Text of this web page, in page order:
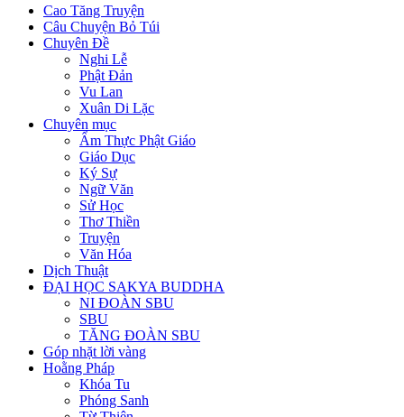
Cao Tăng Truyện
Câu Chuyện Bỏ Túi
Chuyên Đề
Nghi Lễ
Phật Đản
Vu Lan
Xuân Di Lặc
Chuyên mục
Ẩm Thực Phật Giáo
Giáo Dục
Ký Sự
Ngữ Văn
Sử Học
Thơ Thiền
Truyện
Văn Hóa
Dịch Thuật
ĐẠI HỌC SAKYA BUDDHA
NI ĐOÀN SBU
SBU
TĂNG ĐOÀN SBU
Góp nhặt lời vàng
Hoằng Pháp
Khóa Tu
Phóng Sanh